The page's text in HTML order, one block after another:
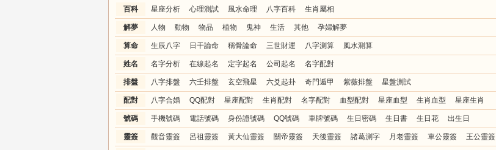
百科 星座分析 心理測試 風水命理 八字百科 生肖屬相
解夢 人物 動物 物品 植物 鬼神 生活 其他 孕婦解夢
算命 生辰八字 日干論命 稱骨論命 三世財運 八字測算 風水測算
姓名 名字分析 在線起名 定字起名 公司起名 名字配對
排盤 八字排盤 六壬排盤 玄空飛星 六爻起卦 奇門遁甲 紫薇排盤 星盤測試
配對 八字合婚 QQ配對 星座配對 生肖配對 名字配對 血型配對 星座血型 生肖血型 星座生肖
號碼 手機號碼 電話號碼 身份證號碼 QQ號碼 車牌號碼 生日密碼 生日書 生日花 出生日
靈簽 觀音靈簽 呂祖靈簽 黃大仙靈簽 關帝靈簽 天後靈簽 諸葛測字 月老靈簽 車公靈簽 王公靈簽